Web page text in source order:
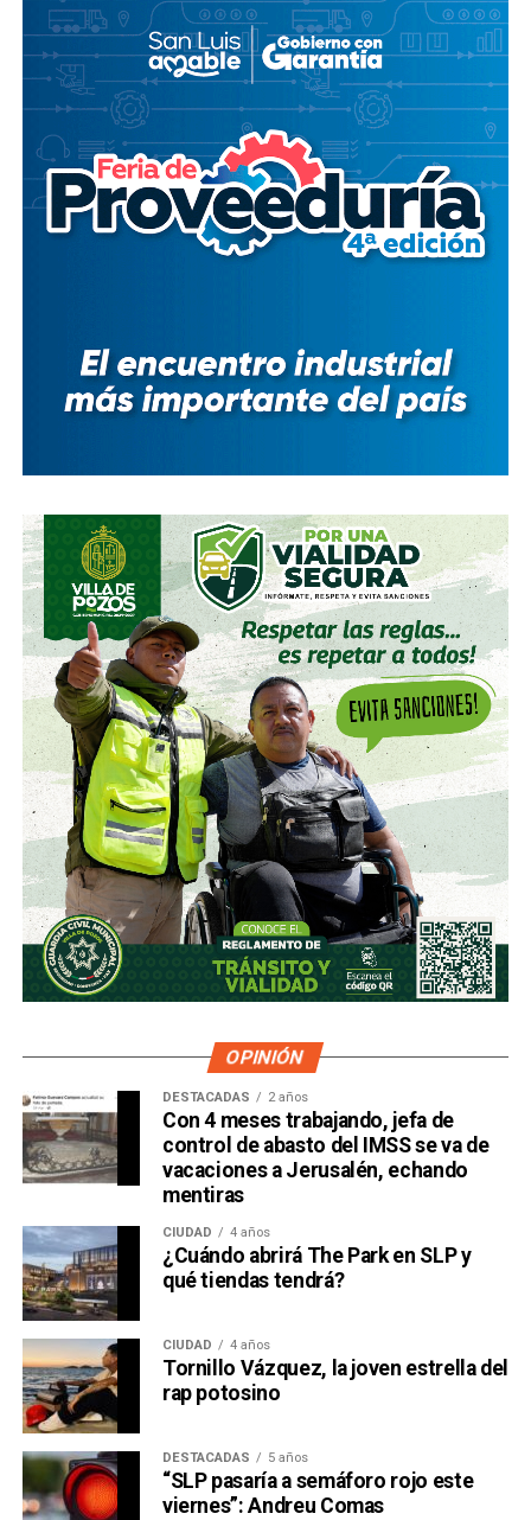
Desde entonces,
al menos tres intentos de rescindir o
modificar el contrato se han hecho sin haber
prosperado
: en agosto de 2018, la Comisión Estatal del
Agua abrió un expediente que no avanzó pese a 350 mil
afectados y una queja de oficio de la Comisión Estatal de
Derechos Humanos; en abril de 2023, el entonces
presidenteAndrés Manuel López Obradorrespondió a
una petición del gobernador Ricardo Gallardo Cardona con
un “a lo mejor se lo cambiamos” que no derivó en ningún
trámite documentado; y desde 2025, la Comisión Nacional
También lee:Diputada pide poner un alto a la empresa de
El Realito
OPINIÓN
DESTACADAS 2 años
Con 4 meses trabajando, jefa de
control de abasto del IMSS se va de
vacaciones a Jerusalén, echando
mentiras
CIUDAD 4 años
¿Cuándo abrirá The Park en SLP y
qué tiendas tendrá?
CIUDAD 4 años
Tornillo Vázquez, la joven estrella del
rap potosino
DESTACADAS 5 años
“SLP pasaría a semáforo rojo este
viernes”: Andreu Comas